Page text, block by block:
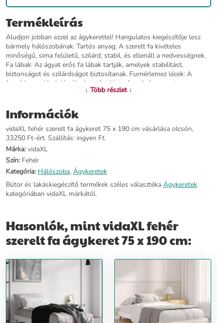
Termékleírás
Aludjon jobban ezzel az ágykerettel! Hangulatos kiegészítője lesz
bármely hálószobának. Tartós anyag: A szerelt fa kivételes
minőségű, sima felületű, szilárd, stabil, és ellenáll a nedvességnek.
Fa lábak: Az ágyat erős fa lábak tartják, amelyek stabilitást,
biztonságot és szilárdságot biztosítanak. Furnérlemez lécek: A
furnérlemez lécek jó súlyelosztást biztosítanak, így a matrac a
helyén marad, amikor éjszaka forgolódik alvás közben. Jó tudni: Ez
A hozzá illő matracot megtekintheti áruházunkban.Színe:
fehérÁgykeret anyaga: szerelt fa, tömör eukaliptuszfaLéc anyaga:
furnérlemezTeljes mérete: 193 x 78 x 20 cm (Ho x Szé x
Ma)Alkalmas matrac mérete: 75 x 190 cm (Szé x Ho) (a matrac nem
része a csomagnak)Összeszerelést igényel: igen
További információ>>
↓ Több részlet ↓
Információk
vidaXL fehér szerelt fa ágykeret 75 x 190 cm vásárlása olcsón,
33250 Ft-ért. Szállítás: ingyen Ft.
Márka: vidaXL
Szín: Fehér
Kategória: Hálószoba, Ágykeretek
Bútor és lakáskiegészítő termékek széles választéka Ágykeretek
kategóriában vidaXL márkától.
Hasonlók, mint vidaXL fehér
szerelt fa ágykeret 75 x 190 cm: